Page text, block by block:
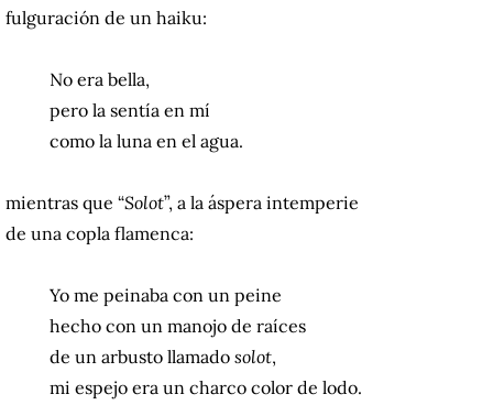
fulguración de un haiku:
No era bella,
pero la sentía en mí
como la luna en el agua.
mientras que “Solot”, a la áspera intemperie
de una copla flamenca:
Yo me peinaba con un peine
hecho con un manojo de raíces
de un arbusto llamado solot,
mi espejo era un charco color de lodo.